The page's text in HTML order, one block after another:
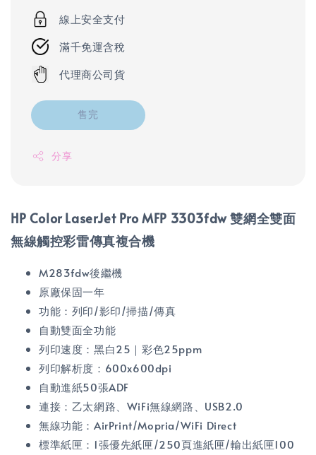
線上安全支付
滿千免運含稅
代理商公司貨
售完
分享
HP Color LaserJet Pro MFP 3303fdw 雙網全雙面
無線觸控彩雷傳真複合機
M283fdw後繼機
原廠保固一年
功能：列印/影印/掃描/傳真
自動雙面全功能
列印速度：黑白25｜彩色25ppm
列印解析度：600x600dpi
自動進紙50張ADF
連接：乙太網路、WiFi無線網路、USB2.0
無線功能：AirPrint/Mopria/WiFi Direct
標準紙匣：1張優先紙匣/250頁進紙匣/輸出紙匣100